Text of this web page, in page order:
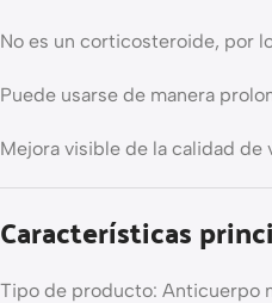
No es un corticosteroide, por
Puede usarse de manera
Mejora visible de la calidad de
Características
Tipo de producto: Anticuerpo